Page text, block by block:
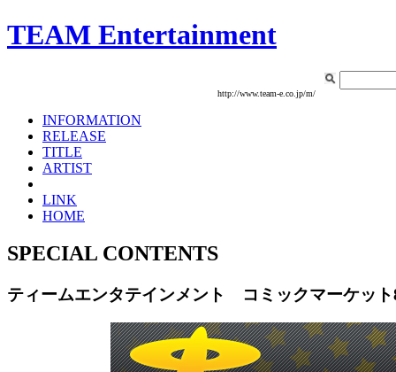
TEAM Entertainment
http://www.team-e.co.jp/m/
INFORMATION
RELEASE
TITLE
ARTIST
LINK
HOME
SPECIAL CONTENTS
ティームエンタテインメント コミックマーケット